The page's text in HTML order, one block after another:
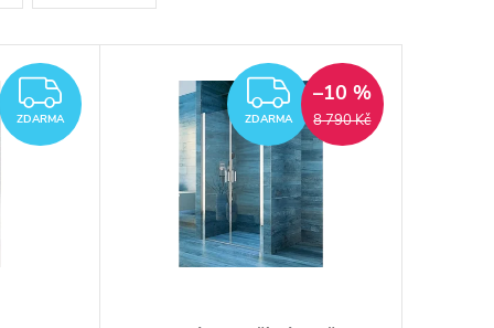
ZDARMA
ZDARMA
ZDARMA
ZDARMA 8 790 Kč
–10 %